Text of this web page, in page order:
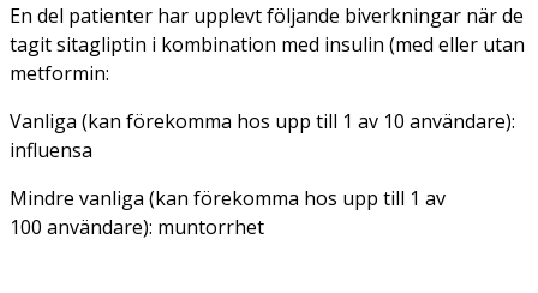
En del patienter har upplevt följande biverkningar när de
tagit sitagliptin i kombination med insulin (med eller utan
metformin:
Vanliga (kan förekomma hos upp till 1 av 10 användare):
influensa
Mindre vanliga (kan förekomma hos upp till 1 av
100 användare): muntorrhet